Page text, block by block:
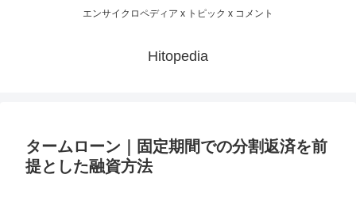
エンサイクロペディア x トピック x コメント
Hitopedia
タームローン｜固定期間での分割返済を前
提とした融資方法